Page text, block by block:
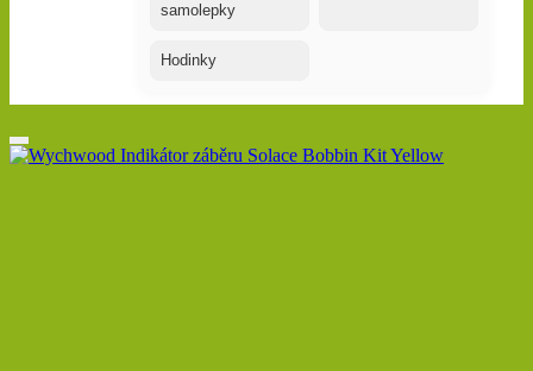
samolepky
Hodinky